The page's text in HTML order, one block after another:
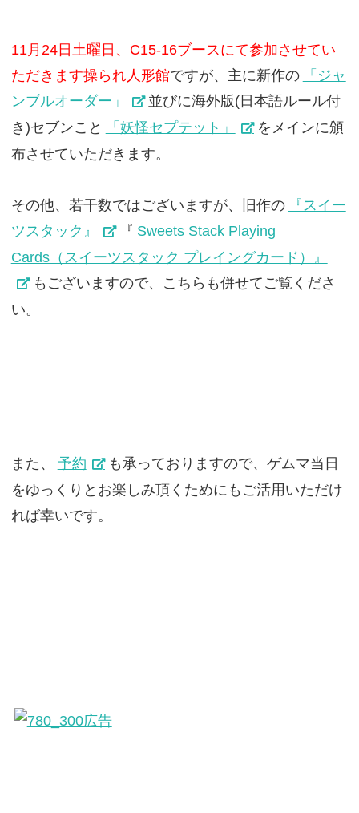
11月24日土曜日、C15-16ブースにて参加させてい
ただきます操られ人形館ですが、主に新作の
「ジャ
ンブルオーダー」
並びに海外版(日本語ルール付
き)セブンこと
「妖怪セプテット」
をメインに頒
布させていただきます。
その他、若干数ではございますが、旧作の
『スイー
ツスタック』
『 Sweets Stack Playing
Cards（スイーツスタック プレイングカード）』
もございますので、こちらも併せてご覧くださ
い。
また、 予約
も承っておりますので、ゲムマ当日
をゆっくりとお楽しみ頂くためにもご活用いただけ
れば幸いです。